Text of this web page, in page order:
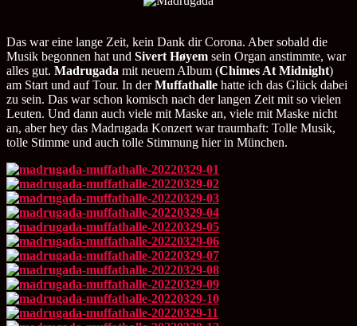
Das war eine lange Zeit, kein Dank dir Corona. Aber sobald die
Musik begonnen hat und Sivert Høyem sein Organ anstimmte, war
alles gut. Madrugada mit neuem Album (Chimes At Midnight)
am Start und auf Tour. In derMuffathalle hatte ich das Glück dabei
zu sein. Das war schon komisch nach der langen Zeit mit so vielen
Leuten. Und dann auch viele mit Maske an, viele mit Maske nicht
an, aber hey das Madrugada Konzert war traumhaft: Tolle Musik,
tolle Stimme und auch tolle Stimmung hier in München.